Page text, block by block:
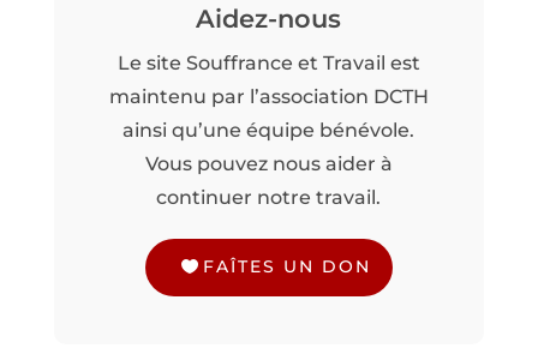
Aidez-nous
Le site Souffrance et Travail est
maintenu par l’association DCTH
ainsi qu’une équipe bénévole.
Vous pouvez nous aider à
continuer notre travail.
FAÎTES UN DON